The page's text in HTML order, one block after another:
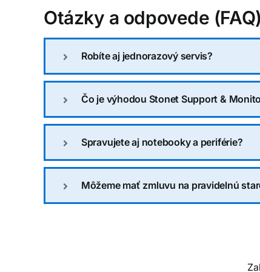
Otázky a odpovede (FAQ)
Robíte aj jednorazový servis?
Čo je výhodou Stonet Support &
Spravujete aj notebooky a periférie?
Môžeme mať zmluvu na pravidelnú